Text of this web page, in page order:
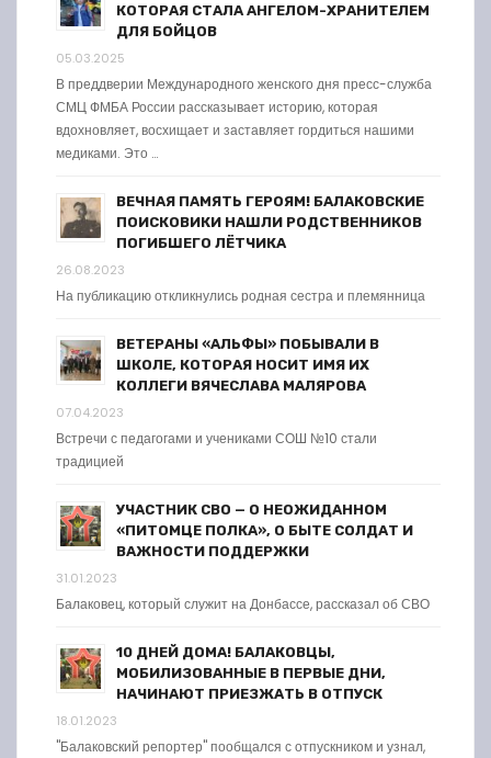
КОТОРАЯ СТАЛА АНГЕЛОМ-ХРАНИТЕЛЕМ
ДЛЯ БОЙЦОВ
05.03.2025
В преддверии Международного женского дня пресс-служба
СМЦ ФМБА России рассказывает историю, которая
вдохновляет, восхищает и заставляет гордиться нашими
медиками. Это …
ВЕЧНАЯ ПАМЯТЬ ГЕРОЯМ! БАЛАКОВСКИЕ
ПОИСКОВИКИ НАШЛИ РОДСТВЕННИКОВ
ПОГИБШЕГО ЛЁТЧИКА
26.08.2023
На публикацию откликнулись родная сестра и племянница
ВЕТЕРАНЫ «АЛЬФЫ» ПОБЫВАЛИ В
ШКОЛЕ, КОТОРАЯ НОСИТ ИМЯ ИХ
КОЛЛЕГИ ВЯЧЕСЛАВА МАЛЯРОВА
07.04.2023
Встречи с педагогами и учениками СОШ №10 стали
традицией
УЧАСТНИК СВО — О НЕОЖИДАННОМ
«ПИТОМЦЕ ПОЛКА», О БЫТЕ СОЛДАТ И
ВАЖНОСТИ ПОДДЕРЖКИ
31.01.2023
Балаковец, который служит на Донбассе, рассказал об СВО
10 ДНЕЙ ДОМА! БАЛАКОВЦЫ,
МОБИЛИЗОВАННЫЕ В ПЕРВЫЕ ДНИ,
НАЧИНАЮТ ПРИЕЗЖАТЬ В ОТПУСК
18.01.2023
"Балаковский репортер" пообщался с отпускником и узнал,